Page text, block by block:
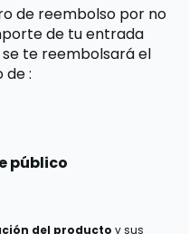
de reembolso por no
de tu entrada
se te reembolsará el
de:
público
del producto y sus